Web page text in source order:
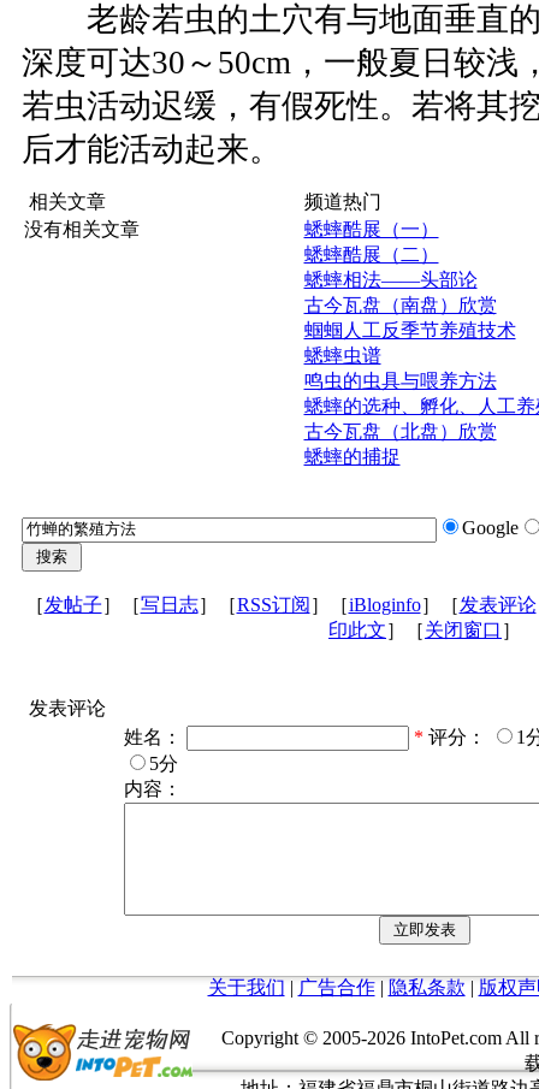
老龄若虫的土穴有与地面垂直的
深度可达30～50cm，一般夏日较浅
若虫活动迟缓，有假死性。若将其
后才能活动起来。
相关文章
没有相关文章
频道热门
蟋蟀酷展（一）
蟋蟀酷展（二）
蟋蟀相法——头部论
古今瓦盘（南盘）欣赏
蝈蝈人工反季节养殖技术
蟋蟀虫谱
鸣虫的虫具与喂养方法
蟋蟀的选种、孵化、人工养
古今瓦盘（北盘）欣赏
蟋蟀的捕捉
Google
［发帖子］［写日志］［RSS订阅 ］［iBloginfo］［发表评论
印此文］［关闭窗口 ］
发表评论
姓名：
* 评分：
1
5分
内容：
关于我们 | 广告合作| 隐私条款 | 版权
Copyright © 2005-2026 IntoPet.com